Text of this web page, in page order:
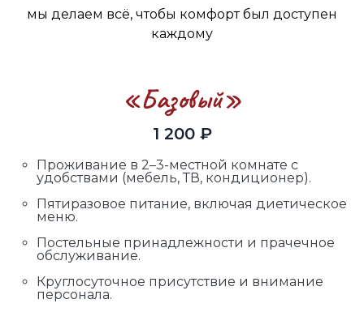
мы делаем всё, чтобы комфорт был доступен
каждому
«Базовый»
1 200 ₽
Проживание в 2–3-местной комнате с
удобствами (мебель, ТВ, кондиционер).
Пятиразовое питание, включая диетическое
меню.
Постельные принадлежности и прачечное
обслуживание.
Круглосуточное присутствие и внимание
персонала.